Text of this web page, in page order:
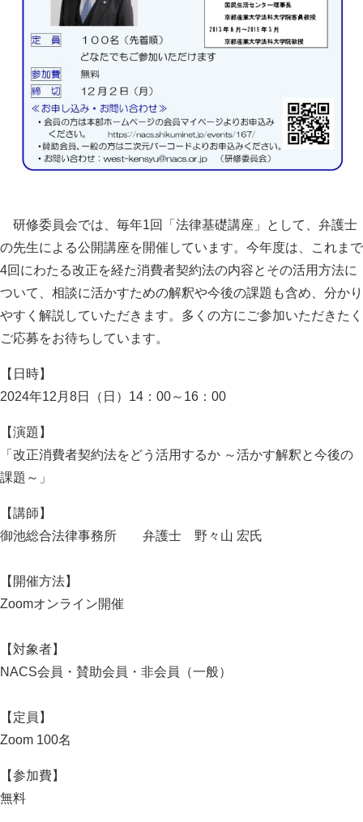
研修委員会では、毎年1回「法律基礎講座」として、弁護士
の先生による公開講座を開催しています。今年度は、これまで
4回にわたる改正を経た消費者契約法の内容とその活用方法に
ついて、相談に活かすための解釈や今後の課題も含め、分かり
やすく解説していただきます。多くの方にご参加いただきたく
ご応募をお待ちしています。
【日時】
2024年12月8日（日）14：00～16：00
【演題】
「改正消費者契約法をどう活用するか ～活かす解釈と今後の
課題～」
【講師】
御池総合法律事務所 弁護士 野々山 宏氏
【開催方法】
Zoomオンライン開催
【対象者】
NACS会員・賛助会員・非会員（一般）
【定員】
Zoom 100名
【参加費】
無料